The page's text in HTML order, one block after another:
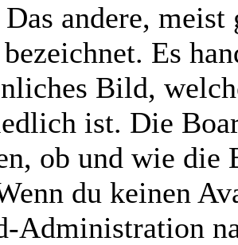
Das andere,
Es
Bild,
ist. Die
ob und wie die
du keinen
Administration